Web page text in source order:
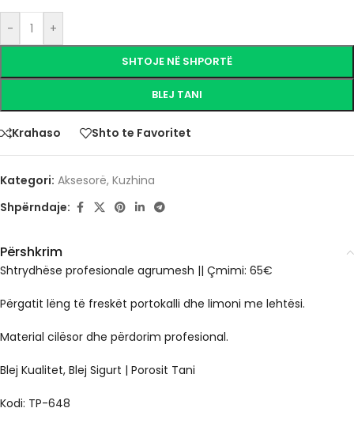
- +
SHTOJE NË SHPORTË
BLEJ TANI
Krahaso Shto te Favoritet
Kategori: Aksesorë, Kuzhina
Shpërndaje:
Përshkrim
Shtrydhëse profesionale agrumesh || Çmimi: 65€
Përgatit lëng të freskët portokalli dhe limoni me lehtësi.
Material cilësor dhe përdorim profesional.
Blej Kualitet, Blej Sigurt | Porosit Tani
Kodi: TP-648